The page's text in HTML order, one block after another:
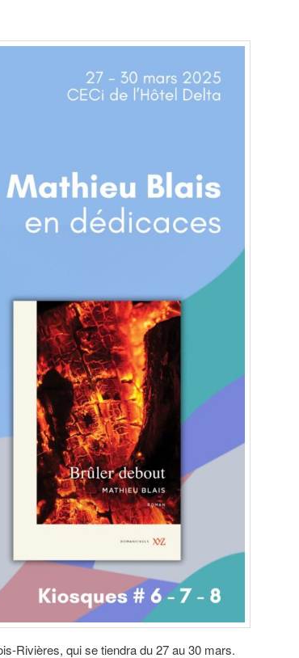
Rivières, qui se tiendra du 27 au 30 mars.